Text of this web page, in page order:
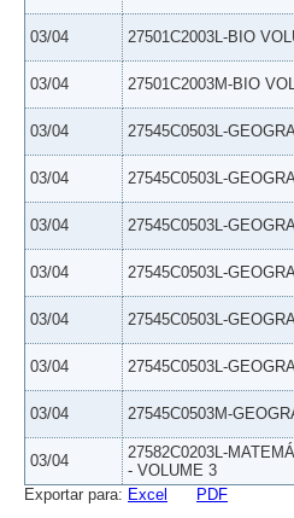
03/04 27501C2003L-BIO
03/04 27501C2003M-BIO
03/04 27545C0503L-
03/04 27545C0503L-
03/04 27545C0503L-
03/04 27545C0503L-
03/04 27545C0503L-
03/04 27545C0503L-
03/04 27545C0503M-
03/04
27582C0203L-
- VOLUME 3
Exportar para: Excel PDF